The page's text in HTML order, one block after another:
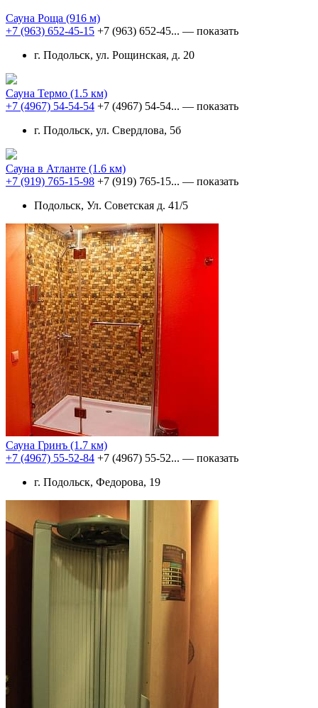
Сауна Роща (916 м)
+7 (963) 652-45-15 +7 (963) 652-45... — показать
г. Подольск, ул. Рощинская, д. 20
Сауна Термо (1.5 км)
+7 (4967) 54-54-54 +7 (4967) 54-54... — показать
г. Подольск, ул. Свердлова, 5б
Сауна в Атланте (1.6 км)
+7 (919) 765-15-98 +7 (919) 765-15... — показать
Подольск, Ул. Советская д. 41/5
Сауна Гринъ (1.7 км)
+7 (4967) 55-52-84 +7 (4967) 55-52... — показать
г. Подольск, Федорова, 19